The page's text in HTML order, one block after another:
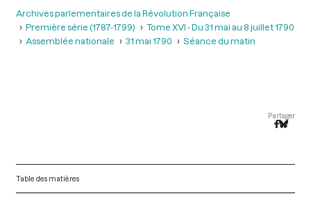
Archives parlementaires de la Révolution Française
Première série (1787-1799)
Tome XVI - Du 31 mai au 8 juillet 1790
Assemblée nationale
31 mai 1790 Séance du matin
Partager
Table des matières